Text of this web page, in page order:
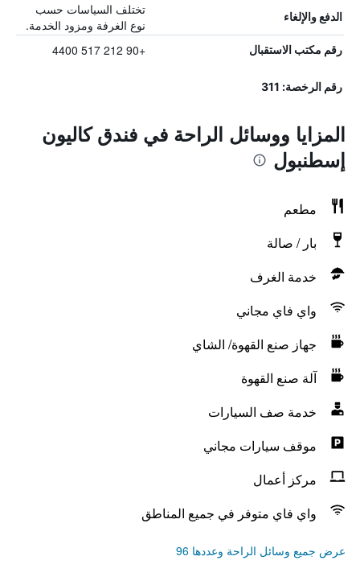
الدفع والإلغاء
تختلف السياسات حسب
نوع الغرفة ومزود الخدمة.
رقم مكتب الاستقبال +90 212 517 4400
رقم الرخصة: 311
المزايا ووسائل الراحة في فندق كاليون
إسطنبول
مطعم
بار / صالة
خدمة الغرف
واي فاي مجاني
جهاز صنع القهوة/ الشاي
آلة صنع القهوة
خدمة صف السيارات
موقف سيارات مجاني
مركز أعمال
واي فاي متوفر في جميع المناطق
عرض جميع وسائل الراحة وعددها 96